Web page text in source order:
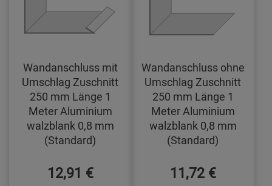
Wandanschluss mit
Umschlag Zuschnitt
250 mm Länge 1
Meter Aluminium
walzblank 0,8 mm
(Standard)
12,91 €
Wandanschluss ohne
Umschlag Zuschnitt
250 mm Länge 1
Meter Aluminium
walzblank 0,8 mm
(Standard)
11,72 €